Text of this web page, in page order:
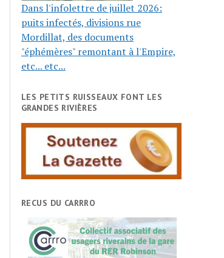
Dans l'infolettre de juillet 2026:
puits infectés, divisions rue
Mordillat, des documents
"éphémères" remontant à l'Empire,
etc... etc...
LES PETITS RUISSEAUX FONT LES
GRANDES RIVIÈRES
RECUS DU CARRRO